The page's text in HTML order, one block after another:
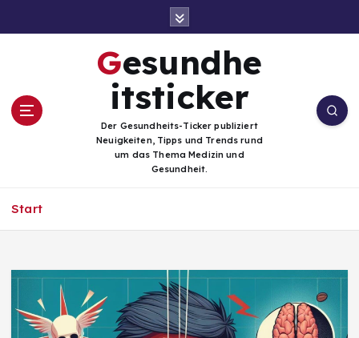
i
Gesundhe
itsticker
Der Gesundheits-Ticker publiziert
Neuigkeiten, Tipps und Trends rund
um das Thema Medizin und
Gesundheit.
Start